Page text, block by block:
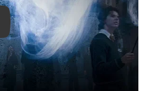
ーポッター パトローナス診断 紹